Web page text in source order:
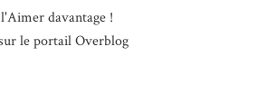
davantage !
le portail Overblog